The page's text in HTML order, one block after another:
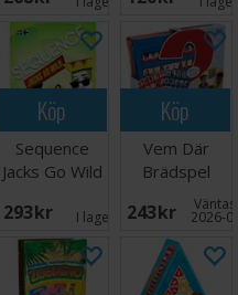
4
Köp
Sequence
Jacks Go Wild
293 SEK I lager: 1
Köp
Vem Där
Brädspel
243 SEK 2026-